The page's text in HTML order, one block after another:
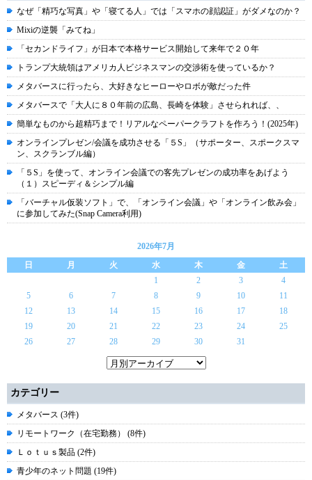
なぜ「精巧な写真」や「寝てる人」では「スマホの顔認証」がダメなのか？
Mixiの逆襲「みてね」
「セカンドライフ」が日本で本格サービス開始して来年で２０年
トランプ大統領はアメリカ人ビジネスマンの交渉術を使っているか？
メタバースに行ったら、大好きなヒーローやロボが敵だった件
メタバースで「大人に８０年前の広島、長崎を体験」させられれば、、
簡単なものから超精巧まで！リアルなペーパークラフトを作ろう！(2025年)
オンラインプレゼン/会議を成功させる「５S」（サポーター、スポークスマ
ン、スクランブル編）
「５S」を使って、オンライン会議での客先プレゼンの成功率をあげよう
（１）スピーディ＆シンプル編
「バーチャル仮装ソフト」で、「オンライン会議」や「オンライン飲み会」
に参加してみた(Snap Camera利用)
2026年7月
日
月 火 水 木 金
土
1
2 3
4
5
6 7 8 9 10
11
12
13 14 15 16 17
18
19
20 21 22 23 24
25
26
27 28 29 30 31
カテゴリー
メタバース (3件)
リモートワーク（在宅勤務） (8件)
Ｌｏｔｕｓ製品 (2件)
青少年のネット問題 (19件)